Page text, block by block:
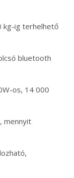
kg-ig terhelhető
bluetooth
os, 14 000
mennyit